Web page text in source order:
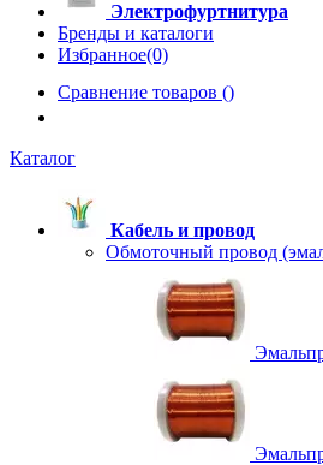
Электрофуртнитура
Бренды и каталоги
Избранное(0)
Сравнение товаров ()
Каталог
Кабель и провод
Обмоточный провод